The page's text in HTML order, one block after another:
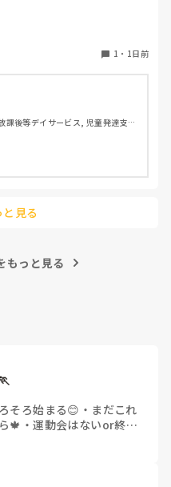
ので、この時点で応募を迷
しますか？
1 ・ 1日前
後等デイサービス, 児童発達支援
見る
もっと見る
そろ始まる😊 ・ まだこれ
🍁 ・運動会はないor終わ